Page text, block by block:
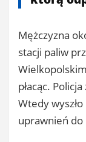
Mężczyzna
stacji paliw
płacąc.
Wtedy
uprawnień